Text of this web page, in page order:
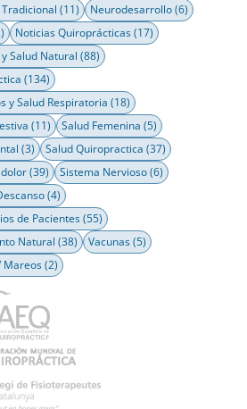
(11) Neurodesarrollo(6)
Noticias Quiroprácticas(17)
Salud Natural (88)
(134)
y Salud Respiratoria (18)
(11) Salud Femenina (5)
(3) Salud Quiropractica (37)
(39) Sistema Nervioso(6)
(4)
de Pacientes(55)
Natural (38) Vacunas(5)
Mareos(2)